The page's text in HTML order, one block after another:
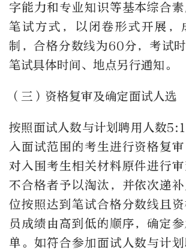
字能力和专业知识等基本综合
笔试方式，以闭卷形式开展，
制，合格分数线为60分，考试
笔试具体时间、地点另行通知。
（三）资格复审及确定面试人选
按照面试人数与计划聘用人数
入面试范围的考生进行资格复
对入围考生相关材料原件进行
不合格者予以淘汰，并依次递
位按照达到笔试合格分数线且
员成绩由高到低的顺序，确定
单。如符合参加面试人数与计